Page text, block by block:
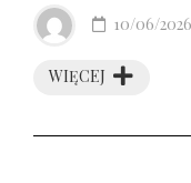
WIĘCEJ
10/06/2026